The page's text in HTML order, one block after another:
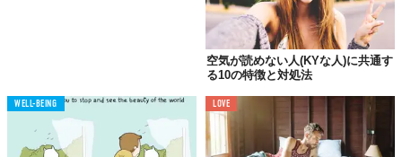
空気が読めない人(KYな人)に共通す
る10の特徴と対処法
WELL-BEING LOVE